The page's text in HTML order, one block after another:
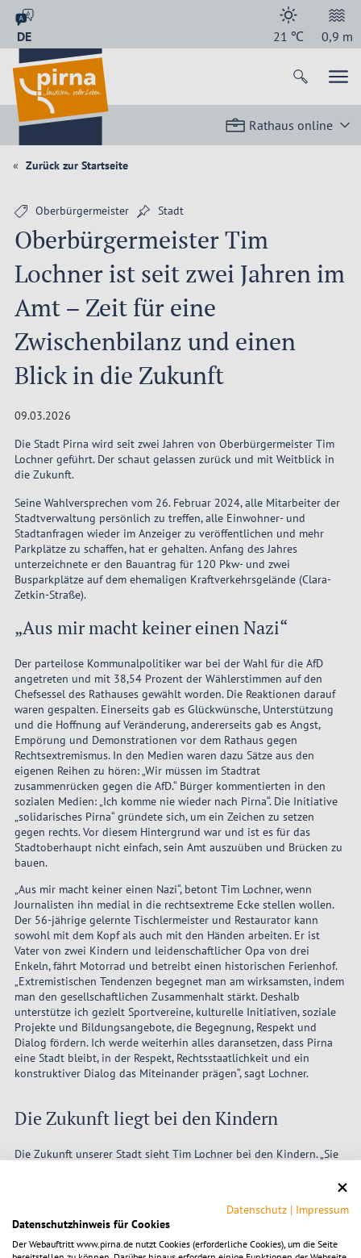
DE 21 ℃ 0,9 m
Rathaus online
Zurück zur Startseite
Oberbürgermeister Stadt
Oberbürgermeister Tim
Lochner ist seit zwei Jahren im
Amt – Zeit für eine
Zwischenbilanz und einen
Blick in die Zukunft
09.03.2026
Die Stadt Pirna wird seit zwei Jahren von Oberbürgermeister Tim
Lochner geführt. Der schaut gelassen zurück und mit Weitblick in
die Zukunft.
Seine Wahlversprechen vom 26. Februar 2024, alle Mitarbeiter der
Stadtverwaltung persönlich zu treffen, alle Einwohner- und
Stadtanfragen wieder im Anzeiger zu veröffentlichen und mehr
Parkplätze zu schaffen, hat er gehalten. Anfang des Jahres
unterzeichnete er den Bauantrag für 120 Pkw- und zwei
Busparkplätze auf dem ehemaligen Kraftverkehrsgelände (Clara-
Zetkin-Straße).
„Aus mir macht keiner einen Nazi“
Der parteilose Kommunalpolitiker war bei der Wahl für die AfD
angetreten und mit 38,54 Prozent der Wählerstimmen auf den
Chefsessel des Rathauses gewählt worden. Die Reaktionen darauf
waren gespalten. Einerseits gab es Glückwünsche, Unterstützung
und die Hoffnung auf Veränderung, andererseits gab es Angst,
Empörung und Demonstrationen vor dem Rathaus gegen
Rechtsextremismus. In den Medien waren dazu Sätze aus den
eigenen Reihen zu hören: „Wir müssen im Stadtrat
zusammenrücken gegen die AfD.“ Bürger kommentierten in den
sozialen Medien: „Ich komme nie wieder nach Pirna“. Die Initiative
„solidarisches Pirna“ gründete sich, um ein Zeichen zu setzen
gegen rechts. Vor diesem Hintergrund war und ist es für das
Stadtoberhaupt nicht einfach, sein Amt auszuüben und Brücken zu
bauen.
„Aus mir macht keiner einen Nazi“, betont Tim Lochner, wenn
Journalisten ihn medial in die rechtsextreme Ecke stellen wollen.
Der 56-jährige gelernte Tischlermeister und Restaurator kann
sowohl mit dem Kopf als auch mit den Händen arbeiten. Er ist
Vater von zwei Kindern und leidenschaftlicher Opa von drei
Enkeln, fährt Motorrad und betreibt einen historischen Ferienhof.
„Extremistischen Tendenzen begegnet man am wirksamsten, indem
man den gesellschaftlichen Zusammenhalt stärkt. Deshalb
unterstütze ich gezielt Sportvereine, kulturelle Initiativen, soziale
Projekte und Bildungsangebote, die Begegnung, Respekt und
Dialog fördern. Ich werde weiterhin alles daransetzen, dass Pirna
eine Stadt bleibt, in der Respekt, Rechtsstaatlichkeit und ein
konstruktiver Dialog das Miteinander prägen“, sagt Lochner.
Die Zukunft liegt bei den Kindern
Die Zukunft unserer Stadt sieht Tim Lochner bei den Kindern. „Sie
Frieden miteinander leben.“ Dem Stadtoberhaupt ist es wichtig,
dass ein Kind in einer liebevollen Umgebung aufwächst und lernt.
„Pirna hat alles, was junge Menschen brauchen: bezahlbaren
Datenschutz | Impressum
Datenschutzhinweis für Cookies
Der Webauftritt www.pirna.de nutzt Cookies (erforderliche Cookies), um die Seite